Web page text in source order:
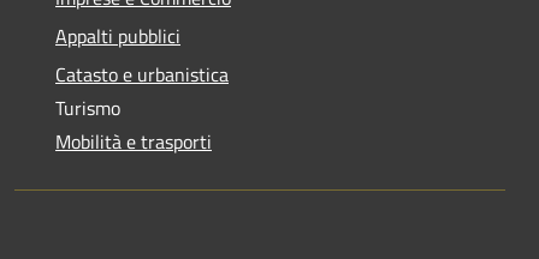
Appalti pubblici
Catasto e urbanistica
Turismo
Mobilità e trasporti